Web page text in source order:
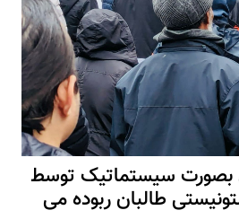
بصورت سیستماتیک توسط
طالبان ربوده می